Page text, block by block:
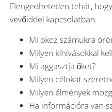
Elengedhetetlen tehát,
vevőiddel kapcsolatban.
Mi okoz számukra
Milyen kihívásokkal
Mi aggasztja őket?
Milyen célokat
Milyen élmények
Ha információra van